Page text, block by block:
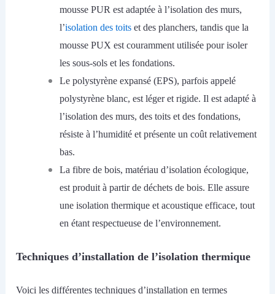
mousse PUR est adaptée à l’isolation des murs,
l’isolation des toits et des planchers, tandis que la
mousse PUX est couramment utilisée pour isoler
les sous-sols et les fondations.
Le polystyrène expansé (EPS), parfois appelé
polystyrène blanc, est léger et rigide. Il est adapté à
l’isolation des murs, des toits et des fondations,
résiste à l’humidité et présente un coût relativement
bas.
La fibre de bois, matériau d’isolation écologique,
est produit à partir de déchets de bois. Elle assure
une isolation thermique et acoustique efficace, tout
en étant respectueuse de l’environnement.
Techniques d’installation de l’isolation thermique
Voici les différentes techniques d’installation en termes